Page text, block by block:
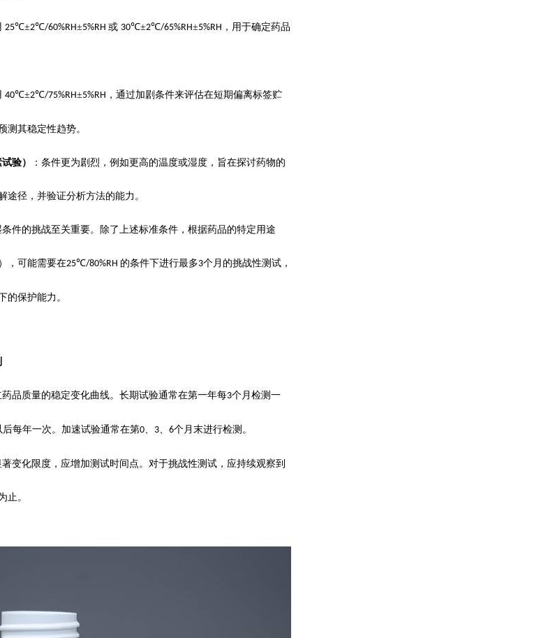
25℃±2℃/60%RH±5%RH 或 30℃±2℃/65%RH±5%RH ，用于确定药品
40℃±2℃/75%RH±5%RH ，通过加剧条件来评估在短期偏离标签贮
测其稳定性趋势。
验） ：条件更为剧烈，例如更高的温度或湿度，旨在探讨药物的
途径，并验证分析方法的能力。
件的挑战至关重要。除了上述标准条件，根据药品的特定用途
，可能需要在25℃/80%RH 的条件下进行最多3个月的挑战性测试，
的保护能力。
品质量的稳定变化曲线。长期试验通常在第一年每3个月检测一
每年一次。加速试验通常在第0、 3、 6个月末进行检测。
变化限度，应增加测试时间点。对于挑战性测试，应持续观察到
止。